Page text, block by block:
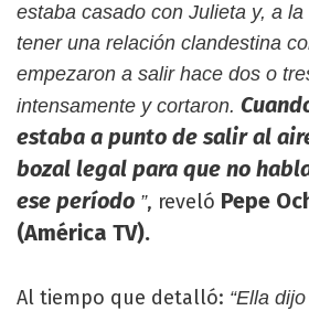
estaba casado con Julieta y, a
tener una relación clandestina
empezaron a salir hace dos o
intensamente y cortaron.
estaba a punto de salir al
bozal legal para que no
ese período ”, reveló Pepe
(América TV).
Al tiempo que detalló: “Ella